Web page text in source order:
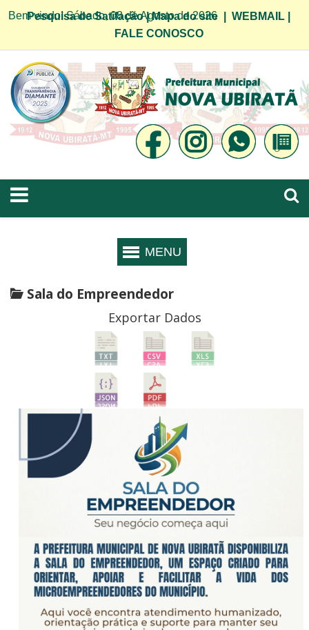
Bem vindo! Sábado, 08 de Agosto de 2026
Pesquisa de Satifação|Mapa do site WEBMAIL
FALE CONOSCO
Sala do Empreendedor
Exportar Dados